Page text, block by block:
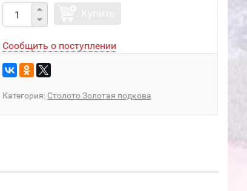
Сообщить о поступлении
Категория: Столото Золотая подкова